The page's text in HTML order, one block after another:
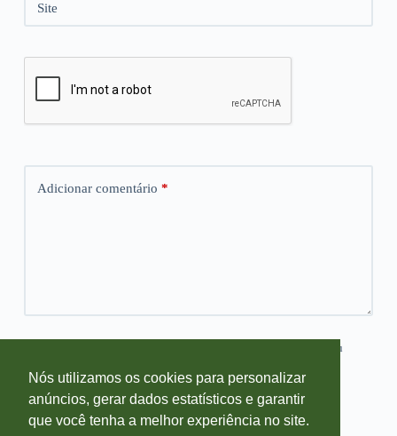
Site
Adicionar comentário *
Salvar meus dados neste navegador para a próxima vez que eu
Publicar comentário
Nós utilizamos os cookies para personalizar
anúncios, gerar dados estatísticos e garantir
que você tenha a melhor experiência no site.